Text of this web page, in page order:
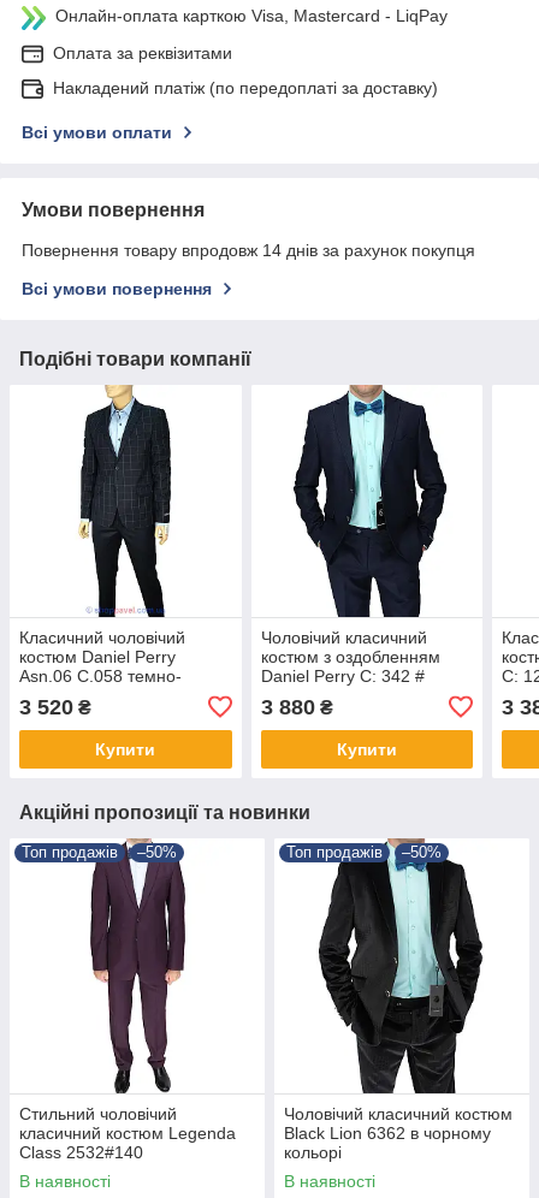
Онлайн-оплата карткою Visa, Mastercard - LiqPay
Оплата за реквізитами
Накладений платіж (по передоплаті за доставку)
Всі умови оплати
Умови повернення
Повернення товару впродовж 14 днів за рахунок покупця
Всі умови повернення
Подібні товари компанії
Класичний чоловічий
костюм Daniel Perry
Asn.06 C.058 темно-
3 520 ₴
Купити
Чоловічий класичний
костюм з оздобленням
Daniel Perry C: 342 #
3 880₴
Купити
C:
3
Акційні пропозиції та новинки
Топ продажів –50%
Стильний чоловічий
класичний костюм Legenda
Class 2532#140
В наявності
Топ продажів –50%
Чоловічий класичний костюм
Black Lion 6362 в чорному
кольорі
В наявності